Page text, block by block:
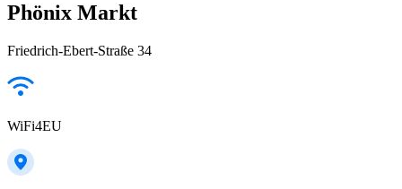
Phönix Markt
Friedrich-Ebert-Straße 34
WiFi4EU